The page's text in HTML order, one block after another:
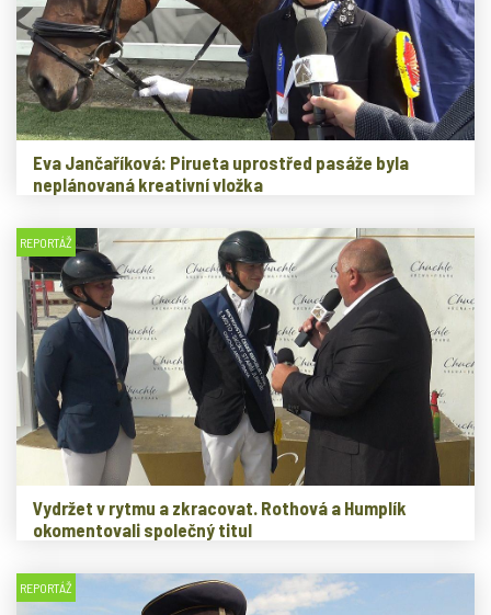
Eva Jančaříková: Pirueta uprostřed pasáže byla
neplánovaná kreativní vložka
REPORTÁŽ
Vydržet v rytmu a zkracovat. Rothová a Humplík
okomentovali společný titul
REPORTÁŽ